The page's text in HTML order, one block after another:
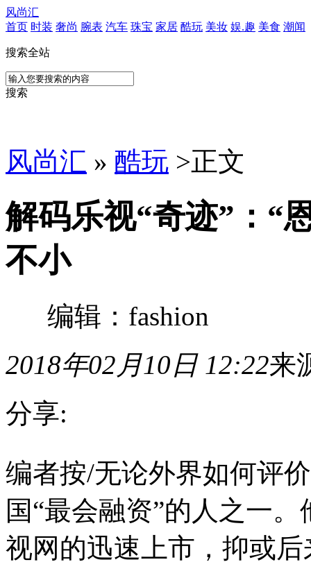
风尚汇
首页 时装 奢尚 腕表 汽车 珠宝 家居 酷玩 美妆 娱.趣 美食 潮闻
搜索全站
搜索
风尚汇 » 酷玩 >正文
解码乐视“奇迹”：“
不小
编辑：fashion
2018年02月10日 12:22来
分享:
者
按/
论
外
界
如
编者按/无论外界如何评
国“最会融资”的人之一
视网的迅速上市，抑或